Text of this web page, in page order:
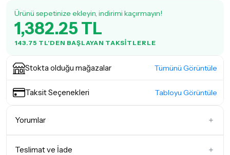
Ürünü sepetinize ekleyin, indirimi kaçırmayın!
1,382.25 TL
143.75 TL'DEN BAŞLAYAN TAKSITLERLE
Stokta olduğu mağazalar Tümünü Görüntüle
Taksit Seçenekleri Tabloyu Görüntüle
Yorumlar
Teslimat ve İade